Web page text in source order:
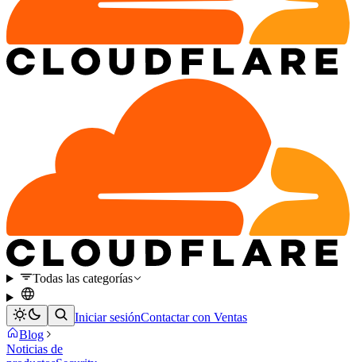
Todas las categorías
Iniciar sesiónContactar con Ventas
Blog
Noticias de